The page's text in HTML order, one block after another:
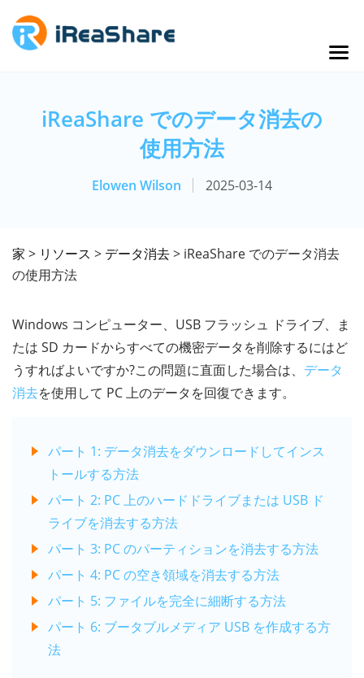
iReaShare でのデータ消去の
使用方法
Elowen Wilson 2025-03-14
家 > リソース > データ消去> iReaShare でのデータ消去
の使用方法
Windows コンピューター、USB フラッシュ ドライブ、ま
たは SD カードからすべての機密データを削除するにはど
うすればよいですか?この問題に直面した場合は、 データ
消去を使用して PC 上のデータを回復できます。
パート 1: データ消去をダウンロードしてインス
トールする方法
パート 2: PC 上のハードドライブまたは USB ド
ライブを消去する方法
パート 3: PC のパーティションを消去する方法
パート 4: PC の空き領域を消去する方法
パート 5: ファイルを完全に細断する方法
パート 6: ブータブルメディア USB を作成する方
法